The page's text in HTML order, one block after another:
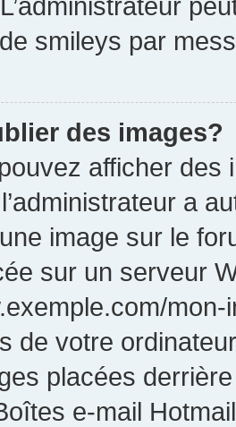
smileys par
des images?
afficher
a
image sur le
sur un serveur
de votre
placées
e-mail